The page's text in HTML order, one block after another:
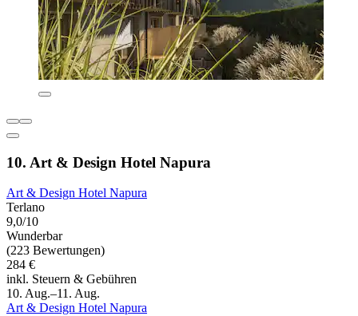
10. Art & Design Hotel Napura
Art & Design Hotel Napura
Terlano
9,0/10
Wunderbar
(223 Bewertungen)
284 €
inkl. Steuern & Gebühren
10. Aug.–11. Aug.
Art & Design Hotel Napura